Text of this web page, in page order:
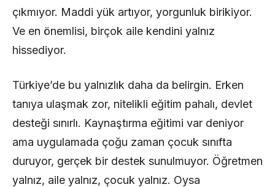
çıkmıyor. Maddi yük artıyor, yorgunluk birikiyor.
Ve en önemlisi, birçok aile kendini yalnız
hissediyor.
Türkiye’de bu yalnızlık daha da belirgin. Erken
tanıya ulaşmak zor, nitelikli eğitim pahalı, devlet
desteği sınırlı. Kaynaştırma eğitimi var deniyor
ama uygulamada çoğu zaman çocuk sınıfta
duruyor, gerçek bir destek sunulmuyor. Öğretmen
yalnız, aile yalnız, çocuk yalnız. Oysa